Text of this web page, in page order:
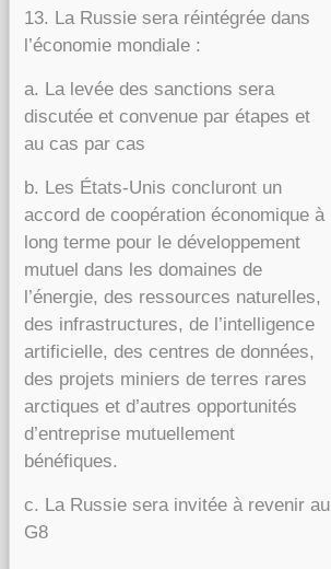
13. La Russie sera réintégrée dans
l’économie mondiale :
a. La levée des sanctions sera
discutée et convenue par étapes et
au cas par cas
b. Les États-Unis concluront un
accord de coopération économique à
long terme pour le développement
mutuel dans les domaines de
l’énergie, des ressources naturelles,
des infrastructures, de l’intelligence
artificielle, des centres de données,
des projets miniers de terres rares
arctiques et d’autres opportunités
d’entreprise mutuellement
bénéfiques.
c. La Russie sera invitée à revenir au
G8